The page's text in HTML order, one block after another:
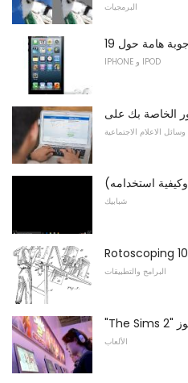
البرمجيات
IPHONE و IPOD
وسائل الاعلام الاجتماعية
استخدامه)
شبابيك
Rotoscoping
البرامج والتطبيقات
الألعاب